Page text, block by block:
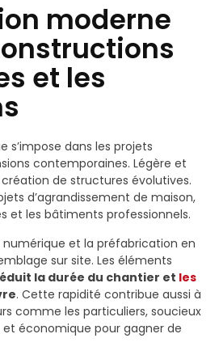
moderne
et les
s’impose dans les projets
contemporaines. Légère et
de structures évolutives.
d’agrandissement de maison,
et les bâtiments professionnels.
et la préfabrication en
sur site. Les éléments
la durée du chantier et les
. Cette rapidité contribue aussi à
comme les particuliers, soucieux
économique pour gagner de